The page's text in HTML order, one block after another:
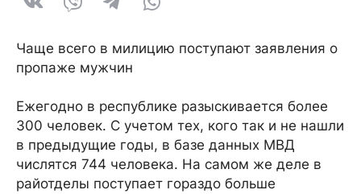
Чаще всего в милицию поступают заявления о
пропаже мужчин
Ежегодно в республике разыскивается более
300 человек. С учетом тех, кого так и не нашли
в предыдущие годы, в базе данных МВД
числятся 744 человека. На самом же деле в
райотделы поступает гораздо больше